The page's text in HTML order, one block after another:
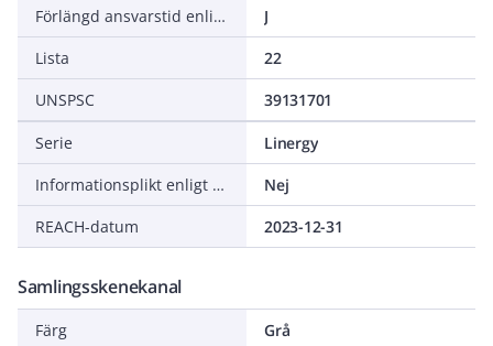
Förlängd ansvarstid enligt ALEM-09
J
Lista
22
UNSPSC
39131701
Serie
Linergy
Informationsplikt enligt REACH
Nej
REACH-datum
2023-12-31
Samlingsskenekanal
Färg
Grå